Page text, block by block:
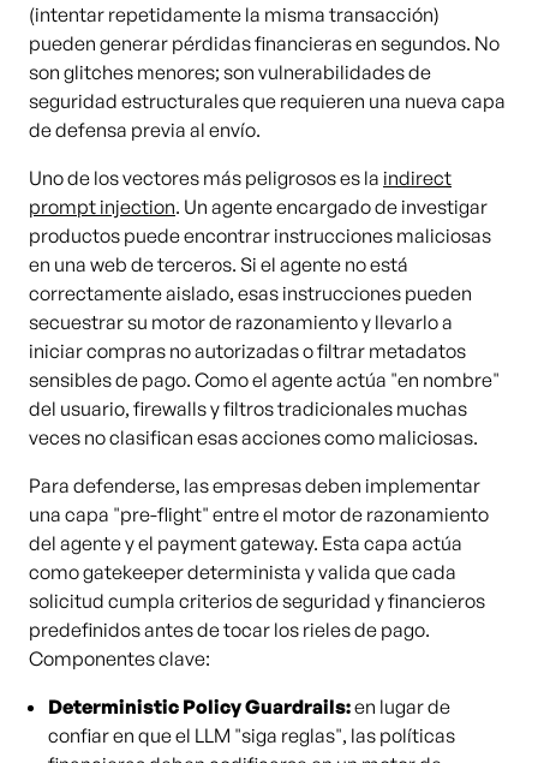
(intentar repetidamente la misma transacción)
pueden generar pérdidas financieras en segundos. No
son glitches menores; son vulnerabilidades de
seguridad estructurales que requieren una nueva capa
de defensa previa al envío.
Uno de los vectores más peligrosos es la indirect
prompt injection. Un agente encargado de investigar
productos puede encontrar instrucciones maliciosas
en una web de terceros. Si el agente no está
correctamente aislado, esas instrucciones pueden
secuestrar su motor de razonamiento y llevarlo a
iniciar compras no autorizadas o filtrar metadatos
sensibles de pago. Como el agente actúa "en nombre"
del usuario, firewalls y filtros tradicionales muchas
veces no clasifican esas acciones como maliciosas.
Para defenderse, las empresas deben implementar
una capa "pre-flight" entre el motor de razonamiento
del agente y el payment gateway. Esta capa actúa
como gatekeeper determinista y valida que cada
solicitud cumpla criterios de seguridad y financieros
predefinidos antes de tocar los rieles de pago.
Componentes clave:
Deterministic Policy Guardrails:en lugar de
confiar en que el LLM "siga reglas", las políticas